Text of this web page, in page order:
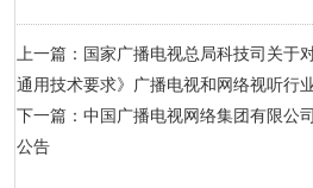
上一篇：国家广播电视总局科技司关于
通用技术要求》广播电视和网络视听行
下一篇：中国广播电视网络集团有限公
公告